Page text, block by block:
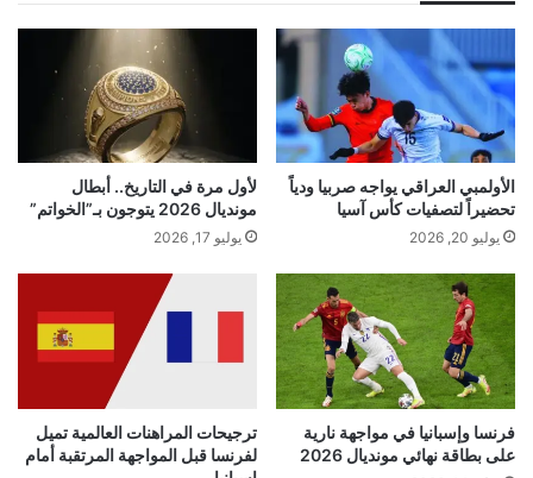
الأولمبي العراقي يواجه صربيا ودياً
تحضيراً لتصفيات كأس آسيا
يوليو 20, 2026
لأول مرة في التاريخ.. أبطال
مونديال 2026 يتوجون بـ”الخواتم”
يوليو 17, 2026
فرنسا وإسبانيا في مواجهة نارية
على بطاقة نهائي مونديال 2026
ترجيحات المراهنات العالمية تميل
لفرنسا قبل المواجهة المرتقبة أمام